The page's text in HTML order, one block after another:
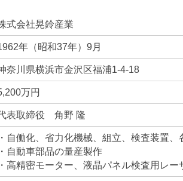
式会社晃鈴産業
年（昭和37年）9月
奈川県横浜市金沢区福浦1-4-18
万円
表取締役 角野 隆
・自働化、省力化機械、組立、検査装置
・自動車部品の量産製作
・高精密モーター、液晶パネル検査用レ